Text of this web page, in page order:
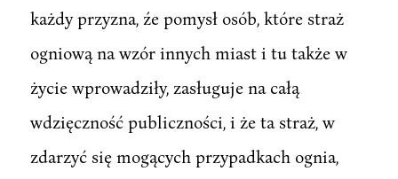
każdy przyzna, źe pomysł osób, które straż
ogniową na wzór innych miast i tu także w
życie wprowadziły, zasługuje na całą
wdzięczność publiczności, i że ta straż, w
zdarzyć się mogących przypadkach ognia,